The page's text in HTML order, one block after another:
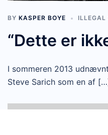
BY KASPER BOYE ILLEGAL
“Dette er
I sommeren 2013
Steve Sarich som en af